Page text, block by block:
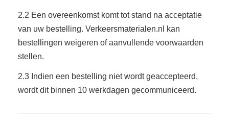
2.2 Een overeenkomst komt tot stand na acceptatie
van uw bestelling. Verkeersmaterialen.nl kan
bestellingen weigeren of aanvullende voorwaarden
stellen.
2.3 Indien een bestelling niet wordt geaccepteerd,
wordt dit binnen 10 werkdagen gecommuniceerd.